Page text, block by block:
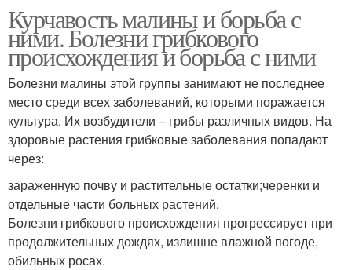
Курчавость малины и борьба с
ними. Болезни грибкового
происхождения и борьба с ними
Болезни малины этой группы занимают не последнее
место среди всех заболеваний, которыми поражается
культура. Их возбудители – грибы различных видов. На
здоровые растения грибковые заболевания попадают
через:
зараженную почву и растительные остатки;черенки и
отдельные части больных растений.
Болезни грибкового происхождения прогрессирует при
продолжительных дождях, излишне влажной погоде,
обильных росах.